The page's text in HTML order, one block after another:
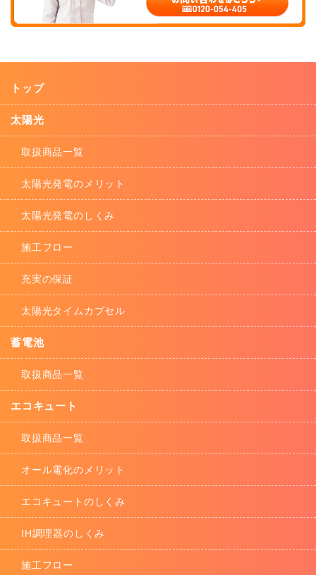
トップ
太陽光
取扱商品一覧
太陽光発電のメリット
太陽光発電のしくみ
施工フロー
充実の保証
太陽光タイムカプセル
蓄電池
取扱商品一覧
エコキュート
取扱商品一覧
オール電化のメリット
エコキュートのしくみ
IH調理器のしくみ
施工フロー